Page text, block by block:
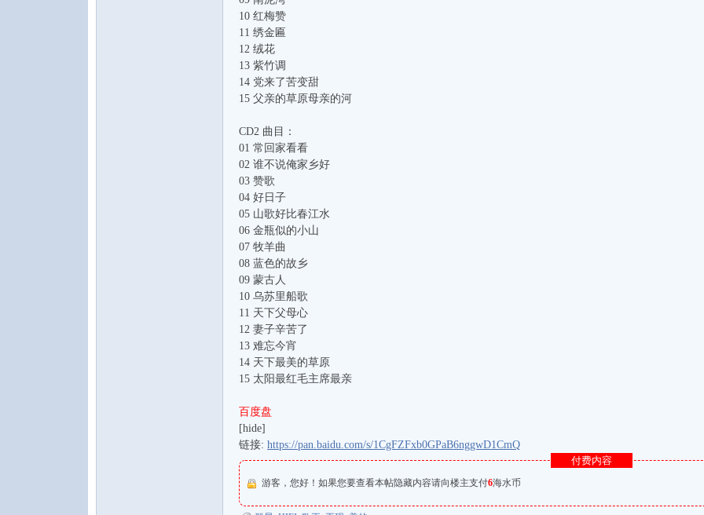
10 红梅赞
11 绣金匾
12 绒花
13 紫竹调
14 党来了苦变甜
15 父亲的草原母亲的河
CD2 曲目：
01 常回家看看
02 谁不说俺家乡好
03 赞歌
04 好日子
05 山歌好比春江水
06 金瓶似的小山
07 牧羊曲
08 蓝色的故乡
09 蒙古人
10 乌苏里船歌
11 天下父母心
12 妻子辛苦了
13 难忘今宵
14 天下最美的草原
15 太阳最红毛主席最亲
百度盘
[hide]
链接: https://pan.baidu.com/s/1CgFZFxb0GPaB6nggwD1CmQ
付费内容
游客，您好！如果您要查看本帖隐藏内容请向楼主支付6海水币